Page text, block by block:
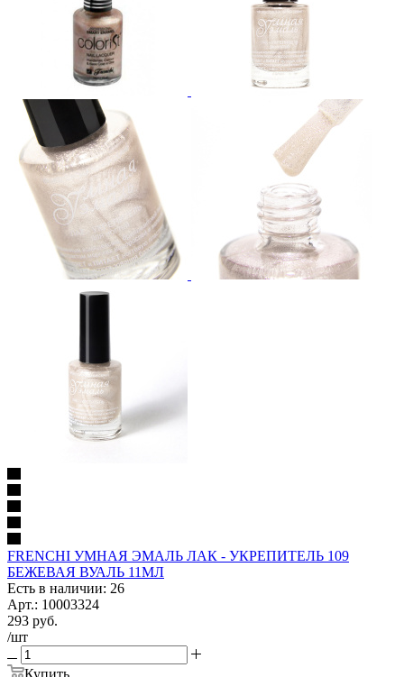
FRENCHI УМНАЯ ЭМАЛЬ ЛАК - УКРЕПИТЕЛЬ 109
БЕЖЕВАЯ ВУАЛЬ 11МЛ
Есть в наличии: 26
Арт.: 10003324
293 руб.
/шт
Купить